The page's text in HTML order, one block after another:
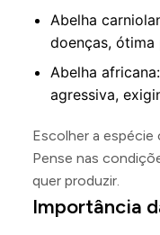
Abelha
doenças, ótima
Abelha
agressiva,
Escolher a espécie
Pense nas
quer produzir.
Importância